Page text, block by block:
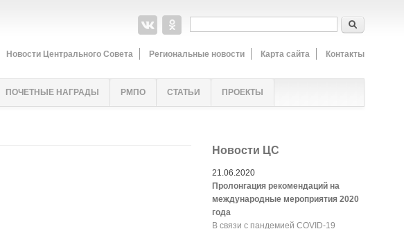
Новости Центрального Совета Региональные новости Карта сайта Контакты
ПОЧЕТНЫЕ НАГРАДЫ РМПО СТАТЬИ ПРОЕКТЫ
Новости ЦС
21.06.2020
Пролонгация рекомендаций на
международные мероприятия 2020
года
В связи с пандемией COVID-19